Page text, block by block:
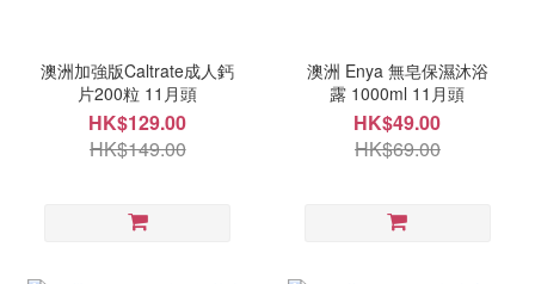
澳洲加強版Caltrate成人鈣
片200粒 11月頭
HK$129.00
HK$149.00
澳洲 Enya 無皂保濕沐浴
露 1000ml 11月頭
HK$49.00
HK$69.00